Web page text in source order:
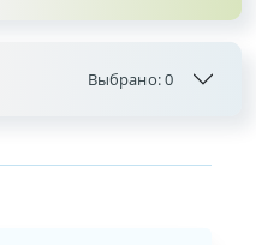
Выбрано:0